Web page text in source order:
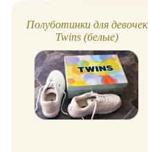
Полуботинки для девочек
Twins (белые)